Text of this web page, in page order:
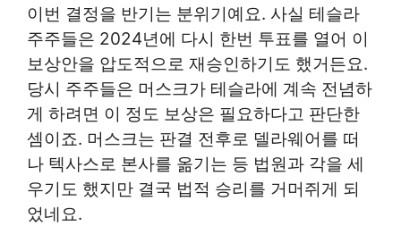
이번 결정을 반기는 분위기예요. 사실 테슬라
주주들은 2024년에 다시 한번 투표를 열어 이
보상안을 압도적으로 재승인하기도 했거든요.
당시 주주들은 머스크가 테슬라에 계속 전념하
게 하려면 이 정도 보상은 필요하다고 판단한
셈이죠. 머스크는 판결 전후로 델라웨어를 떠
나 텍사스로 본사를 옮기는 등 법원과 각을 세
우기도 했지만 결국 법적 승리를 거머쥐게 되
었네요.